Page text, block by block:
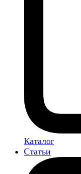
Каталог
Статьи